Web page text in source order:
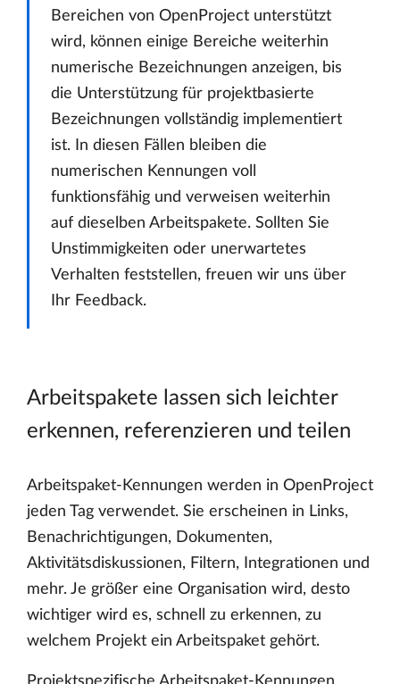
Bereichen von OpenProject unterstützt
wird, können einige Bereiche weiterhin
numerische Bezeichnungen anzeigen, bis
die Unterstützung für projektbasierte
Bezeichnungen vollständig implementiert
ist. In diesen Fällen bleiben die
numerischen Kennungen voll
funktionsfähig und verweisen weiterhin
auf dieselben Arbeitspakete. Sollten Sie
Unstimmigkeiten oder unerwartetes
Verhalten feststellen, freuen wir uns über
Ihr Feedback.
Arbeitspakete lassen sich leichter
erkennen, referenzieren und teilen
Arbeitspaket-Kennungen werden in OpenProject
jeden Tag verwendet. Sie erscheinen in Links,
Benachrichtigungen, Dokumenten,
Aktivitätsdiskussionen, Filtern, Integrationen und
mehr. Je größer eine Organisation wird, desto
wichtiger wird es, schnell zu erkennen, zu
welchem Projekt ein Arbeitspaket gehört.